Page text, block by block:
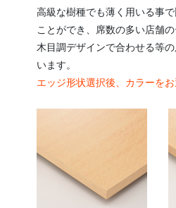
高級な樹種でも薄く用いる事
ことができ、席数の多い店舗
木目調デザインで合わせる等
います。
エッジ形状選択後、カラーをお